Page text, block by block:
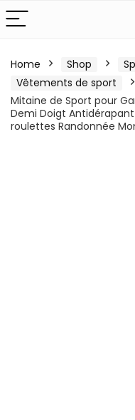
Home Shop
Vêtements de sport
Mitaine de Sport pour
Demi Doigt
roulettes Randonnée